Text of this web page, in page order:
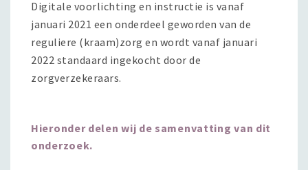
Digitale voorlichting en instructie is vanaf
januari 2021 een onderdeel geworden van de
reguliere (kraam)zorg en wordt vanaf januari
2022 standaard ingekocht door de
zorgverzekeraars.
Hieronder delen wij de samenvatting van dit
onderzoek.